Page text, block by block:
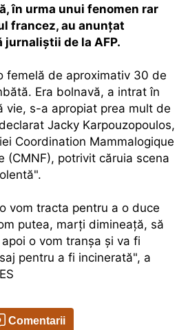
în urma unui fenomen rar
francez, au anunţat
de la AFP.
femelă de aproximativ 30 de
Era bolnavă, a intrat în
vie, s-a apropiat prea mult de
Jacky Karpouzopoulos,
Coordination Mammalogique
(CMNF), potrivit căruia scena
vom tracta pentru a o duce
putea, marţi dimineaţă, să
o vom tranşa şi va fi
pentru a fi incinerată", a
Comentarii